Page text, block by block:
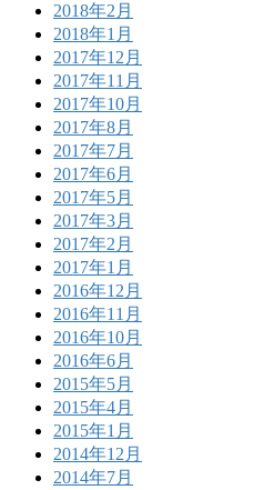
2018年2月
2018年1月
2017年12月
2017年11月
2017年10月
2017年8月
2017年7月
2017年6月
2017年5月
2017年3月
2017年2月
2017年1月
2016年12月
2016年11月
2016年10月
2016年6月
2015年5月
2015年4月
2015年1月
2014年12月
2014年7月